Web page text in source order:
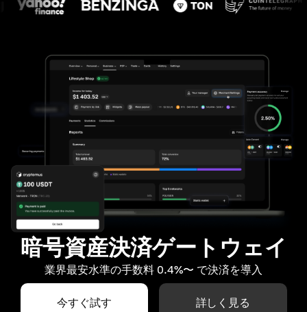
暗号資産決済ゲートウェイ
業界最安水準の手数料 0.4%〜 で決済を導入
今すぐ試す 詳しく見る